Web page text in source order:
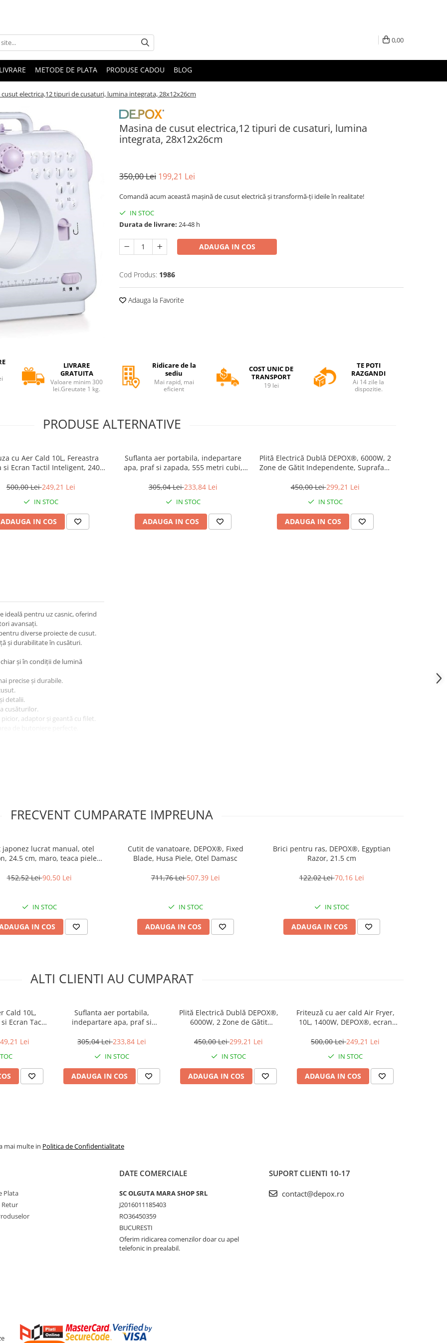
0,00
METODE DE PLATA PRODUSE CADOU BLOG
cusut electrica,12 tipuri de cusaturi, lumina integrata, 28x12x26cm
Masina de cusut electrica,12 tipuri de cusaturi, lumina
integrata, 28x12x26cm
350,00 Lei 199,21 Lei
Comandă acum această mașină de cusut electrică și transformă-ți ideile în realitate!
IN STOC
Durata de livrare: 24-48 h
ADAUGA IN COS
Cod Produs: 1986
Adauga la Favorite
LIVRARE
GRATUITA
Valoare minim 300
lei.Greutate 1 kg.
Ridicare de la
sediu
Mai rapid, mai
eficient
COST UNIC DE
TRANSPORT
19 lei
TE POTI
RAZGANDI
Ai 14 zile la
dispozitie.
PRODUSE ALTERNATIVE
cu Aer Cald 10L, Fereastra
si Ecran Tactil Inteligent, 2400
500,00 Lei249,21 Lei
IN STOC
ADAUGA IN COS
Suflanta aer portabila, indepartare
apa, praf si zapada, 555 metri cubi,
305,04 Lei233,84 Lei
IN STOC
ADAUGA IN COS
Plită Electrică Dublă DEPOX®, 6000W, 2
Zone de Gătit Independente, Suprafață
cm, Negru
450,00 Lei299,21 Lei
IN STOC
ADAUGA IN COS
ideală pentru uz casnic, oferind
avansați.
diverse proiecte de cusut.
și durabilitate în cusături.
și în condiții de lumină
precise și durabile.
detalii.
cusăturilor.
adaptor și geantă cu filet.
ți ideile în realitate!
FRECVENT CUMPARATE IMPREUNA
japonez lucrat manual, otel
24.5 cm, maro, teaca piele
152,52 Lei90,50 Lei
IN STOC
IN COS
Cutit de vanatoare, DEPOX®, Fixed
Blade, Husa Piele, Otel Damasc
711,76 Lei507,39 Lei
IN STOC
ADAUGA IN COS
Brici pentru ras, DEPOX®, Egyptian
Razor, 21.5 cm
122,02 Lei70,16 Lei
IN STOC
ADAUGA IN COS
ALTI CLIENTI AU CUMPARAT
Cald 10L,
Ecran Tactil
Lei
Suflanta aer portabila,
indepartare apa, praf si
albastru
305,04 Lei233,84 Lei
IN STOC
ADAUGA IN COS
Plită Electrică Dublă DEPOX®,
6000W, 2 Zone de Gătit
Sticlă Termorezistentă, 53 x 33
450,00 Lei299,21 Lei
IN STOC
ADAUGA IN COS
Friteuză cu aer cald Air Fryer,
10L, 1400W, DEPOX®, ecran
temperatură reglabilă, timer,
500,00 Lei249,21 Lei
IN STOC
ADAUGA IN COS
mai multe in Politica de Confidentialitate
Plata
Retur
DATE COMERCIALE
SC OLGUTA MARA SHOP SRL
J2016011185403
RO36450359
BUCURESTI
Oferim ridicarea comenzilor doar cu apel
telefonic in prealabil.
SUPORT CLIENTI 10-17
contact@depox.ro